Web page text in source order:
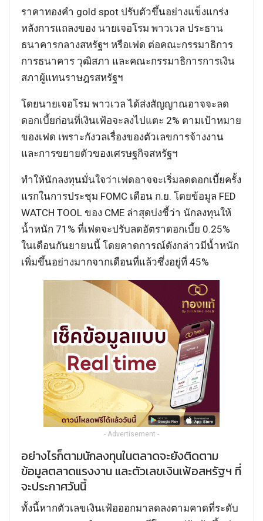
ราคาทองคำ gold spot ปรับตัวขึ้นอย่างแข็งแกร่ง
หลังการแถลงของ นายเจอโรม พาวเวล ประธาน
ธนาคารกลางสหรัฐฯ หรือเฟด ต่อคณะกรรมาธิการ
การธนาคาร วุฒิสภา และคณะกรรมาธิการการเงิน
สภาผู้แทนราษฎรสหรัฐฯ
โดยนายเจอโรม พาวเวล ได้ส่งสัญญาณอาจจะลด
ดอกเบี้ยก่อนที่เงินเฟ้อจะลงไปแตะ 2% ตามเป้าหมาย
ของเฟด เพราะกังวลเรื่องของตัวเลขการจ้างงาน
และการขยายตัวของเศรษฐกิจสหรัฐฯ
ทำให้นักลงทุนมั่นใจว่าเฟดอาจจะเริ่มลดดอกเบี้ยครั้ง
แรกในการประชุม FOMC เดือน ก.ย. โดยข้อมูล FED
WATCH TOOL ของ CME ล่าสุดบ่งชี้ว่า นักลงทุนให้
น้ำหนัก 71% ที่เฟดจะปรับลดอัตราดอกเบี้ย 0.25%
ในเดือนกันยายนนี้ โดยคาดการณ์ดังกล่าวมีน้ำหนัก
เพิ่มขึ้นอย่างมากจากเดือนที่แล้วซึ่งอยู่ที่ 45%
- Advertisement -
อย่างไรก็ตามนักลงทุนในตลาดจะยังติดตาม
ข้อมูลตลาดแรงงาน และตัวเลขเงินเฟ้อสหรัฐฯ ที่
จะประกาศวันนี้
ทั้งนี้หากตัวเลขเงินเฟ้อออกมาลดลงตามคาดที่ระดับ